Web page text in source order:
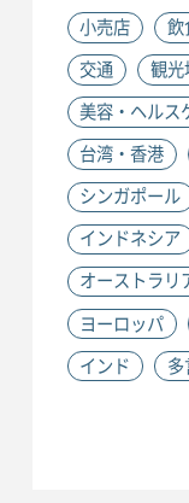
小売店 飲
交通 観光
美容・ヘルス
台湾・香港
シンガポール
インドネシア
オーストラリ
ヨーロッパ
インド 多